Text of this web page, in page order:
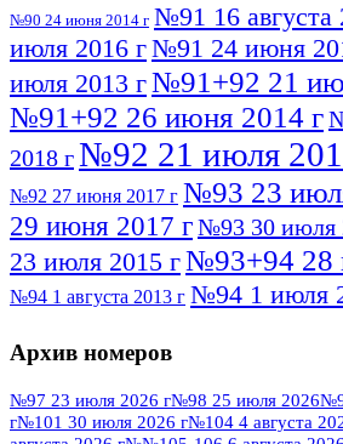
№90 24 июня 2014 г №91 16 августа
июля 2016 г№91 24 июня
июля 2013 г№91+92 21
№91+92 26 июня 2014 г
2018 г№92 21 июля
№92 27 июня 2017 г №93 23
29 июня 2017 г№93 30 июля
23 июля 2015 г№93+94 28
№94 1 августа 2013 г №94 1 июля
№95 7 августа 2012 г
№95 28 июля 2016 г
2013 г№96 6 июля 2017 г
Архив номеров
№97 23 июля 2026 г№98 25 июля 2026
г№101 30 июля 2026 г№104 4 августа